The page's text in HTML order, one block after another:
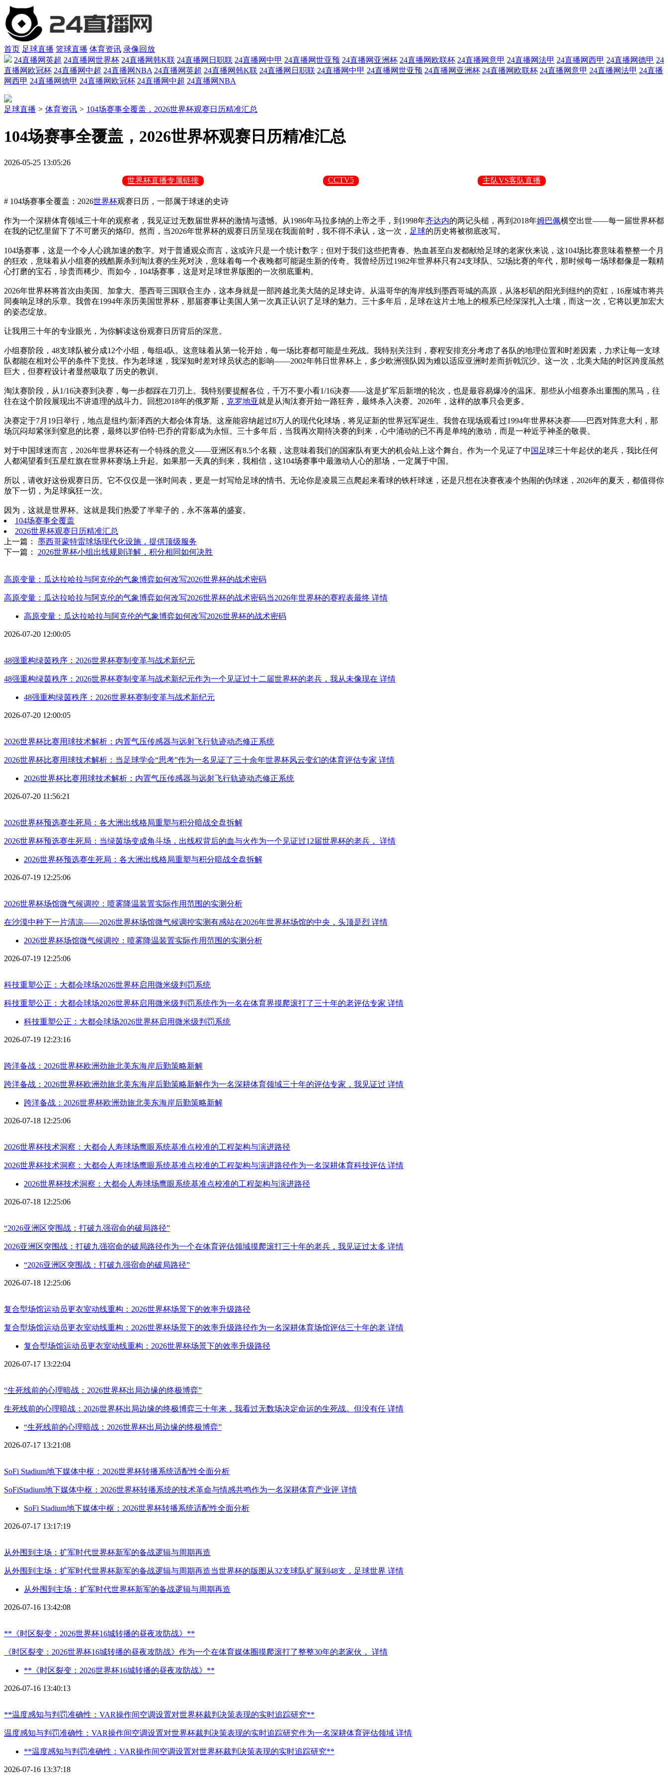
首页 足球直播 篮球直播 体育资讯 录像回放
24直播网英超 24直播网世界杯 24直播网韩K联 24直播网日职联 24直播网中甲 24直播网世亚预 24直播网亚洲杯 24直播网欧联杯 24直播网意甲 24直播网法甲 24直播网西甲 24直播网德甲 24
直播网欧冠杯 24直播网中超 24直播网NBA 24直播网英超 24直播网韩K联 24直播网日职联 24直播网中甲 24直播网世亚预 24直播网亚洲杯 24直播网欧联杯 24直播网意甲 24直播网法甲 24直播
网西甲 24直播网德甲 24直播网欧冠杯 24直播网中超 24直播网NBA
足球直播 > 体育资讯 > 104场赛事全覆盖，2026世界杯观赛日历精准汇总
104场赛事全覆盖，2026世界杯观赛日历精准汇总
2026-05-25 13:05:26
世界杯直播专属链接 CCTV5 主队VS客队直播
# 104场赛事全覆盖：2026世界杯观赛日历，一部属于球迷的史诗
作为一个深耕体育领域三十年的观察者，我见证过无数届世界杯的激情与遗憾。从1986年马拉多纳的上帝之手，到1998年齐达内的两记头槌，再到2018年姆巴佩横空出世——每一届世界杯都
在我的记忆里留下了不可磨灭的烙印。然而，当2026年世界杯的观赛日历呈现在我面前时，我不得不承认，这一次， 足球的历史将被彻底改写。
104场赛事，这是一个令人心跳加速的数字。对于普通观众而言，这或许只是一个统计数字；但对于我们这些把青春、热血甚至白发都献给足球的老家伙来说，这104场比赛意味着整整一个月
的狂欢，意味着从小组赛的残酷厮杀到淘汰赛的生死对决，意味着每一个夜晚都可能诞生新的传奇。我曾经历过1982年世界杯只有24支球队、52场比赛的年代，那时候每一场球都像是一颗精
心打磨的宝石，珍贵而稀少。而如今，104场赛事，这是对足球世界版图的一次彻底重构。
2026年世界杯将首次由美国、加拿大、墨西哥三国联合主办，这本身就是一部跨越北美大陆的足球史诗。从温哥华的海岸线到墨西哥城的高原，从洛杉矶的阳光到纽约的霓虹，16座城市将共
同奏响足球的乐章。我曾在1994年亲历美国世界杯，那届赛事让美国人第一次真正认识了足球的魅力。三十多年后，足球在这片土地上的根系已经深深扎入土壤，而这一次，它将以更加宏大
的姿态绽放。
让我用三十年的专业眼光，为你解读这份观赛日历背后的深意。
小组赛阶段，48支球队被分成12个小组，每组4队。这意味着从第一轮开始，每一场比赛都可能是生死战。我特别关注到，赛程安排充分考虑了各队的地理位置和时差因素，力求让每一支球
队都能在相对公平的条件下竞技。作为老球迷，我深知时差对球员状态的影响——2002年韩日世界杯上，多少欧洲强队因为难以适应亚洲时差而折戟沉沙。这一次，北美大陆的时区跨度虽然
巨大，但赛程设计者显然吸取了历史的教训。
淘汰赛阶段，从1/16决赛到决赛，每一步都踩在刀刃上。我特别要提醒各位，千万不要小看1/16决赛——这是扩军后新增的轮次，也是最容易爆冷的温床。那些从小组赛杀出重围的黑马，往
往在这个阶段展现出不讲道理的战斗力。回想2018年的俄罗斯， 克罗地亚就是从淘汰赛开始一路狂奔，最终杀入决赛。2026年，这样的故事只会更多。
决赛定于7月19日举行，地点是纽约/新泽西的大都会体育场。这座能容纳超过8万人的现代化球场，将见证新的世界冠军诞生。我曾在现场观看过1994年世界杯决赛——巴西对阵意大利，那
场沉闷却紧张到窒息的比赛，最终以罗伯特·巴乔的背影成为永恒。三十多年后，当我再次期待决赛的到来，心中涌动的已不再是单纯的激动，而是一种近乎神圣的敬畏。
对于中国球迷而言，2026年世界杯还有一个特殊的意义——亚洲区有8.5个名额，这意味着我们的国家队有更大的机会站上这个舞台。作为一个见证了中 国足球三十年起伏的老兵，我比任何
人都渴望看到五星红旗在世界杯赛场上升起。如果那一天真的到来，我相信，这104场赛事中最激动人心的那场，一定属于中国。
所以，请收好这份观赛日历。它不仅仅是一张时间表，更是一封写给足球的情书。无论你是凌晨三点爬起来看球的铁杆球迷，还是只想在决赛夜凑个热闹的伪球迷，2026年的夏天，都值得你
放下一切，为足球疯狂一次。
因为，这就是世界杯。这就是我们热爱了半辈子的，永不落幕的盛宴。
104场赛事全覆盖
2026世界杯观赛日历精准汇总
上一篇：
墨西哥蒙特雷球场现代化设施，提供顶级服务
下一篇：
2026世界杯小组出线规则详解，积分相同如何决胜
高原变量：瓜达拉哈拉与阿克伦的气象博弈如何改写2026世界杯的战术密码
高原变量：瓜达拉哈拉与阿克伦的气象博弈如何改写2026世界杯的战术密码当2026年世界杯的赛程表最终 详情
高原变量：瓜达拉哈拉与阿克伦的气象博弈如何改写2026世界杯的战术密码
2026-07-20 12:00:05
48强重构绿茵秩序：2026世界杯赛制变革与战术新纪元
48强重构绿茵秩序：2026世界杯赛制变革与战术新纪元作为一个见证过十二届世界杯的老兵，我从未像现在 详情
48强重构绿茵秩序：2026世界杯赛制变革与战术新纪元
2026-07-20 12:00:05
2026世界杯比赛用球技术解析：内置气压传感器与远射飞行轨迹动态修正系统
2026世界杯比赛用球技术解析：当足球学会“思考”作为一名见证了三十余年世界杯风云变幻的体育评估专家 详情
2026世界杯比赛用球技术解析：内置气压传感器与远射飞行轨迹动态修正系统
2026-07-20 11:56:21
2026世界杯预选赛生死局：各大洲出线格局重塑与积分暗战全盘拆解
2026世界杯预选赛生死局：当绿茵场变成角斗场，出线权背后的血与火作为一个见证过12届世界杯的老兵， 详情
2026世界杯预选赛生死局：各大洲出线格局重塑与积分暗战全盘拆解
2026-07-19 12:25:06
2026世界杯场馆微气候调控：喷雾降温装置实际作用范围的实测分析
在沙漠中种下一片清凉——2026世界杯场馆微气候调控实测有感站在2026年世界杯场馆的中央，头顶是烈 详情
2026世界杯场馆微气候调控：喷雾降温装置实际作用范围的实测分析
2026-07-19 12:25:06
科技重塑公正：大都会球场2026世界杯启用微米级判罚系统
科技重塑公正：大都会球场2026世界杯启用微米级判罚系统作为一名在体育界摸爬滚打了三十年的老评估专家 详情
科技重塑公正：大都会球场2026世界杯启用微米级判罚系统
2026-07-19 12:23:16
跨洋备战：2026世界杯欧洲劲旅北美东海岸后勤策略新解
跨洋备战：2026世界杯欧洲劲旅北美东海岸后勤策略新解作为一名深耕体育领域三十年的评估专家，我见证过 详情
跨洋备战：2026世界杯欧洲劲旅北美东海岸后勤策略新解
2026-07-18 12:25:06
2026世界杯技术洞察：大都会人寿球场鹰眼系统基准点校准的工程架构与演进路径
2026世界杯技术洞察：大都会人寿球场鹰眼系统基准点校准的工程架构与演进路径作为一名深耕体育科技评估 详情
2026世界杯技术洞察：大都会人寿球场鹰眼系统基准点校准的工程架构与演进路径
2026-07-18 12:25:06
“2026亚洲区突围战：打破九强宿命的破局路径”
2026亚洲区突围战：打破九强宿命的破局路径作为一个在体育评估领域摸爬滚打三十年的老兵，我见证过太多 详情
“2026亚洲区突围战：打破九强宿命的破局路径”
2026-07-18 12:25:06
复合型场馆运动员更衣室动线重构：2026世界杯场景下的效率升级路径
复合型场馆运动员更衣室动线重构：2026世界杯场景下的效率升级路径作为一名深耕体育场馆评估三十年的老 详情
复合型场馆运动员更衣室动线重构：2026世界杯场景下的效率升级路径
2026-07-17 13:22:04
“生死线前的心理暗战：2026世界杯出局边缘的终极博弈”
生死线前的心理暗战：2026世界杯出局边缘的终极博弈三十年来，我看过无数场决定命运的生死战。但没有任 详情
“生死线前的心理暗战：2026世界杯出局边缘的终极博弈”
2026-07-17 13:21:08
SoFi Stadium地下媒体中枢：2026世界杯转播系统适配性全面分析
SoFiStadium地下媒体中枢：2026世界杯转播系统的技术革命与情感共鸣作为一名深耕体育产业评 详情
SoFi Stadium地下媒体中枢：2026世界杯转播系统适配性全面分析
2026-07-17 13:17:19
从外围到主场：扩军时代世界杯新军的备战逻辑与周期再造
从外围到主场：扩军时代世界杯新军的备战逻辑与周期再造当世界杯的版图从32支球队扩展到48支，足球世界 详情
从外围到主场：扩军时代世界杯新军的备战逻辑与周期再造
2026-07-16 13:42:08
**《时区裂变：2026世界杯16城转播的昼夜攻防战》**
《时区裂变：2026世界杯16城转播的昼夜攻防战》作为一个在体育媒体圈摸爬滚打了整整30年的老家伙， 详情
**《时区裂变：2026世界杯16城转播的昼夜攻防战》**
2026-07-16 13:40:13
**温度感知与判罚准确性：VAR操作间空调设置对世界杯裁判决策表现的实时追踪研究**
温度感知与判罚准确性：VAR操作间空调设置对世界杯裁判决策表现的实时追踪研究作为一名深耕体育评估领域 详情
**温度感知与判罚准确性：VAR操作间空调设置对世界杯裁判决策表现的实时追踪研究**
2026-07-16 13:37:18